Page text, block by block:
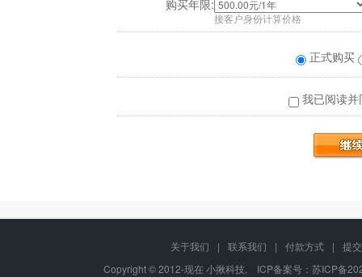
购买年限:
接客户身份计算价格
正式购买
我已阅读并
关于我们 | 联系我们 | 付款方式 |
提
Copyright © 2012-现在 小揪科技, ICP备案号： 苏ICP备